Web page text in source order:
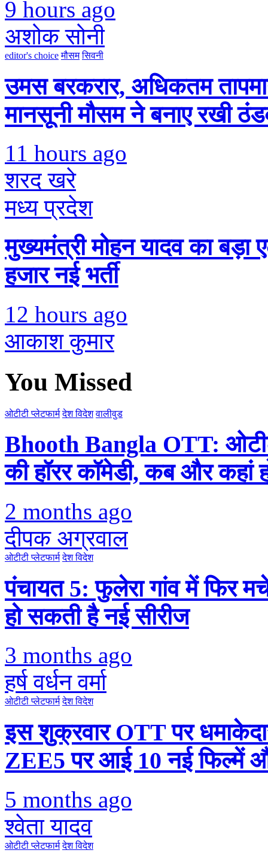
9 hours ago
अशोक सोनी
editor's choice मौसम सिवनी
उमस बरकरार, अधिकतम
मानसूनी मौसम ने बनाए रखी
11 hours ago
शरद खरे
मध्य प्रदेश
मुख्यमंत्री मोहन यादव का बड़ा
हजार नई भर्ती
12 hours ago
आकाश कुमार
You Missed
ओटीटी प्लेटफार्म देश विदेश वालीवुड
Bhooth Bangla OTT:
की हॉरर कॉमेडी, कब और कहां
2 months ago
दीपक अग्रवाल
ओटीटी प्लेटफार्म देश विदेश
पंचायत 5: फुलेरा गांव में फिर
हो सकती है नई सीरीज
3 months ago
हर्ष वर्धन वर्मा
ओटीटी प्लेटफार्म देश विदेश
इस शुक्रवार OTT पर
ZEE5 पर आई 10 नई फिल्में
5 months ago
श्वेता यादव
ओटीटी प्लेटफार्म देश विदेश